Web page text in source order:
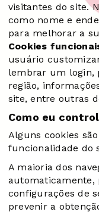
visitantes do site.
como nome e
para melhorar a
Cookies
usuário
lembrar um login,
região,
site, entre outras
Como eu
Alguns cookies
funcionalidade do
A maioria dos
automaticamente,
configurações de
prevenir a